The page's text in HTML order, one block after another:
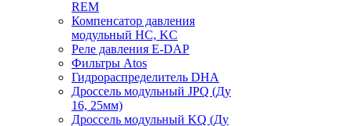
REM
Компенсатор давления
модульный HC, KC
Реле давления E-DAP
Фильтры Atos
Гидрораспределитель DHA
Дроссель модульный JPQ (Ду
16, 25мм)
Дроссель модульный KQ (Ду